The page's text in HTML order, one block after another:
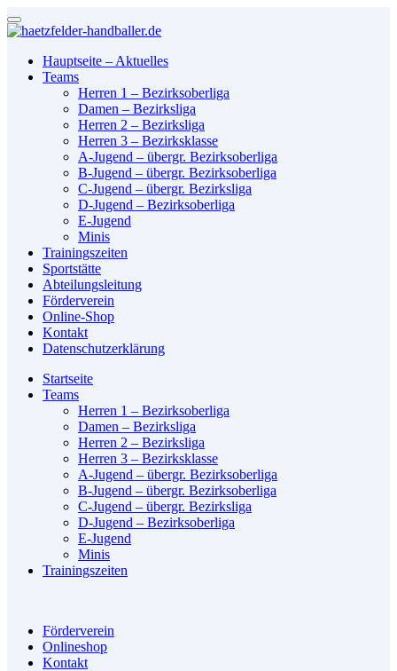
Hauptseite – Aktuelles
Teams
Herren 1 – Bezirksoberliga
Damen – Bezirksliga
Herren 2 – Bezirksliga
Herren 3 – Bezirksklasse
A-Jugend – übergr. Bezirksoberliga
B-Jugend – übergr. Bezirksoberliga
C-Jugend – übergr. Bezirksliga
D-Jugend – Bezirksoberliga
E-Jugend
Minis
Trainingszeiten
Sportstätte
Abteilungsleitung
Förderverein
Online-Shop
Kontakt
Datenschutzerklärung
Startseite
Teams
Herren 1 – Bezirksoberliga
Damen – Bezirksliga
Herren 2 – Bezirksliga
Herren 3 – Bezirksklasse
A-Jugend – übergr. Bezirksoberliga
B-Jugend – übergr. Bezirksoberliga
C-Jugend – übergr. Bezirksliga
D-Jugend – Bezirksoberliga
E-Jugend
Minis
Trainingszeiten
Förderverein
Onlineshop
Kontakt